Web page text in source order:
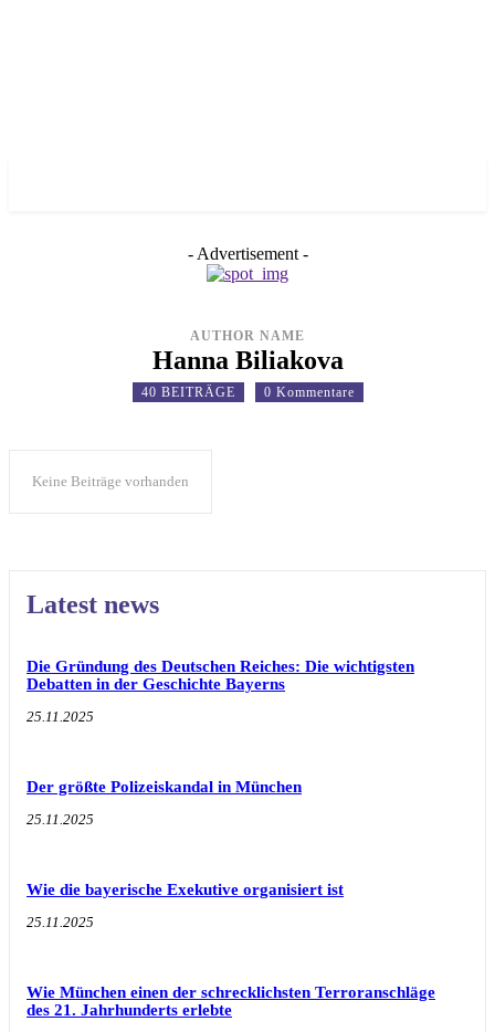
- Advertisement -
AUTHOR NAME
Hanna Biliakova
40 BEITRÄGE 0 Kommentare
Keine Beiträge vorhanden
Latest news
Die Gründung des Deutschen Reiches: Die wichtigsten
Debatten in der Geschichte Bayerns
25.11.2025
Der größte Polizeiskandal in München
25.11.2025
Wie die bayerische Exekutive organisiert ist
25.11.2025
Wie München einen der schrecklichsten Terroranschläge
des 21. Jahrhunderts erlebte